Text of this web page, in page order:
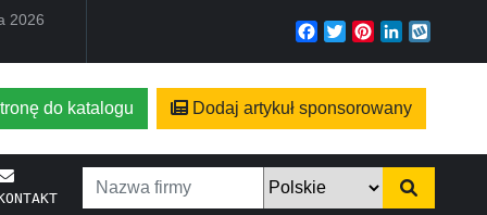
2026 Facebook
TwitterPinterest
LinkedIn
do katalogu Dodaj artykuł sponsorowany